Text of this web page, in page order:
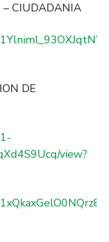
– CIUDADANIA
DE
view?